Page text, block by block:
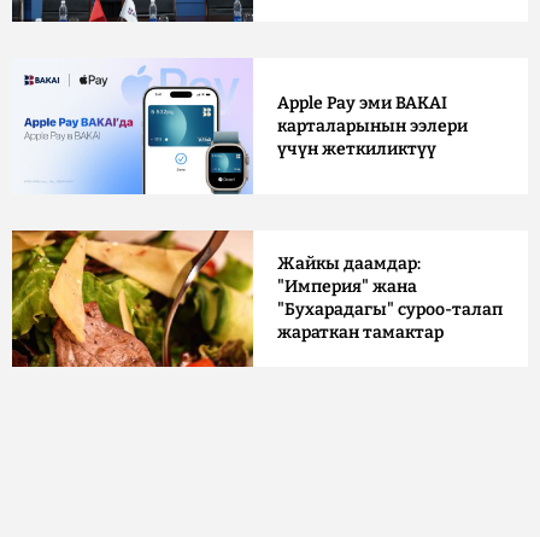
Apple Pay эми BAKAI
карталарынын ээлери
үчүн жеткиликтүү
Жайкы даамдар:
"Империя" жана
"Бухарадагы" суроо-талап
жараткан тамактар